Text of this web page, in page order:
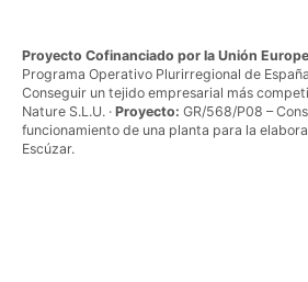
Proyecto Cofinanciado por la Unión
Programa Operativo Plurirregional de
Conseguir un tejido empresarial más
Nature S.L.U. · Proyecto: GR/568/P08 –
funcionamiento de una planta para la
Escúzar.